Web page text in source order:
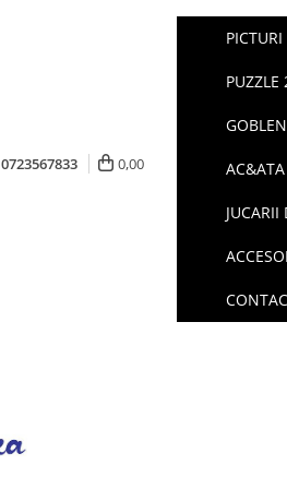
0723567833 0,00
PUZZLE
AC&ATA
JUCARII